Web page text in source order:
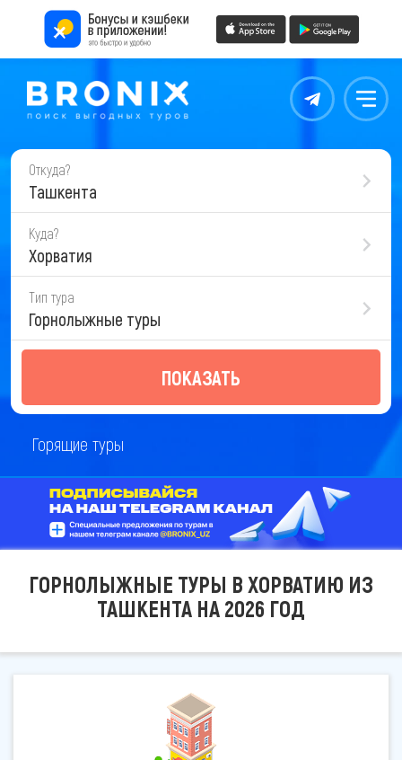
Контакты Меню
Откуда?
Ташкента
Куда?
Хорватия
Тип тура
Горнолыжные туры
ПОКАЗАТЬ
Горящие туры
ГОРНОЛЫЖНЫЕ ТУРЫ В ХОРВАТИЮ ИЗ
ТАШКЕНТА НА 2026 ГОД